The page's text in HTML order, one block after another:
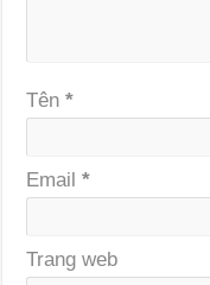
Tên*
Email*
Trang web